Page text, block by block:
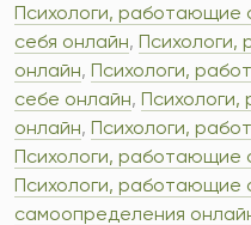
Психологи, работающие
себя онлайн,
онлайн, Психологи,
себе онлайн,
онлайн, Психологи,
Психологи, работающие
Психологи, работающие
самоопределения